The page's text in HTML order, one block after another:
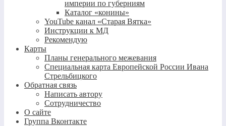
империи по губерниям
Каталог «конины»
YouTube канал «Старая Вятка»
Инструкции к МД
Рекомендую
Карты
Планы генерального межевания
Специальная карта Европейской России Ивана
Стрельбицкого
Обратная связь
Написать автору
Сотрудничество
О сайте
Группа Вконтакте